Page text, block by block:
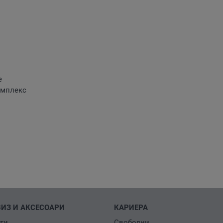
И АКСЕСОАРИ
КАРИЕРА